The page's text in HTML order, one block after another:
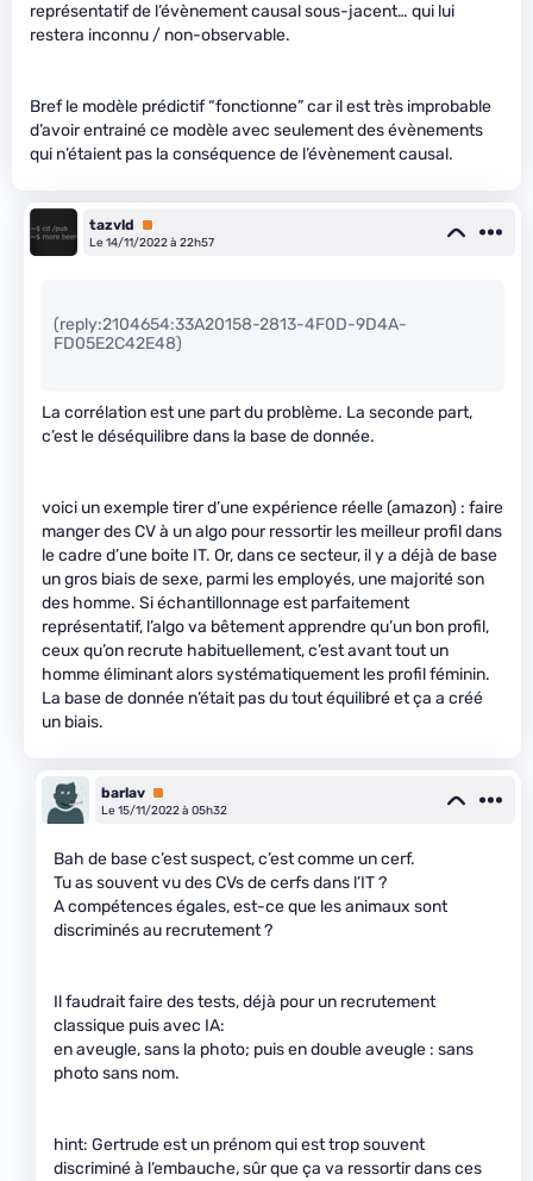
représentatif de l’évènement causal sous-jacent… qui lui
restera inconnu / non-observable.
Bref le modèle prédictif “fonctionne” car il est très improbable
d’avoir entrainé ce modèle avec seulement des évènements
qui n’étaient pas la conséquence de l’évènement causal.
tazvld
Premium
Le 14/11/2022 à 22h57
(reply:2104654:33A20158-2813-4F0D-9D4A-
FD05E2C42E48)
La corrélation est une part du problème. La seconde part,
c’est le déséquilibre dans la base de donnée.
voici un exemple tirer d’une expérience réelle (amazon) : faire
manger des CV à un algo pour ressortir les meilleur profil dans
le cadre d’une boite IT. Or, dans ce secteur, il y a déjà de base
un gros biais de sexe, parmi les employés, une majorité son
des homme. Si échantillonnage est parfaitement
représentatif, l’algo va bêtement apprendre qu’un bon profil,
ceux qu’on recrute habituellement, c’est avant tout un
homme éliminant alors systématiquement les profil féminin.
La base de donnée n’était pas du tout équilibré et ça a créé
un biais.
barlav Premium
Le 15/11/2022 à 05h32
Bah de base c’est suspect, c’est comme un cerf.
Tu as souvent vu des CVs de cerfs dans l’IT ?
A compétences égales, est-ce que les animaux sont
discriminés au recrutement ?
Il faudrait faire des tests, déjà pour un recrutement
classique puis avec IA:
en aveugle, sans la photo; puis en double aveugle : sans
photo sans nom.
hint: Gertrude est un prénom qui est trop souvent
discriminé à l’embauche, sûr que ça va ressortir dans ces